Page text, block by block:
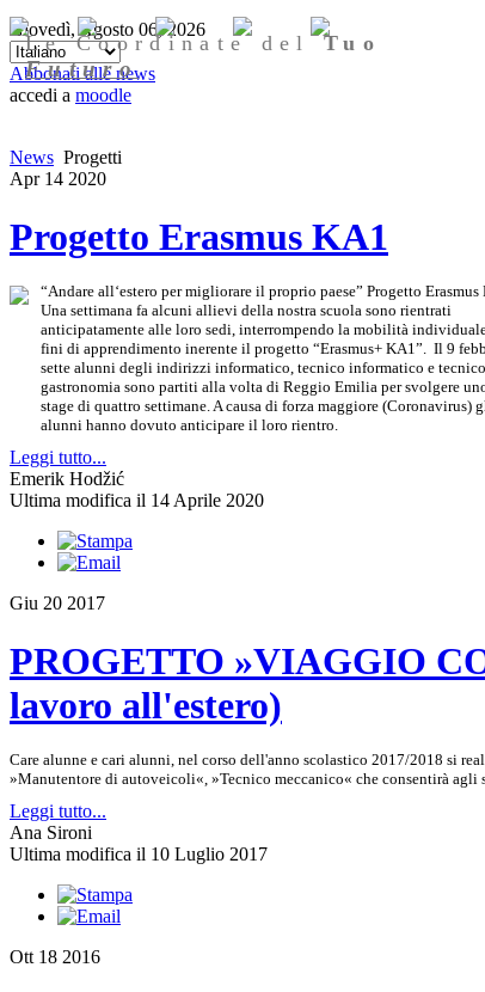
Giovedì, Agosto 06, 2026
Abbonati alle news
accedi a moodle
Le Coordinate delTuo
Futuro
News Progetti
Apr 14 2020
Progetto Erasmus KA1
“Andare all‘estero per migliorare il proprio paese” Progetto Erasmus
Una settimana fa alcuni allievi della nostra scuola sono rientrati
anticipatamente alle loro sedi, interrompendo la mobilità
fini di apprendimento inerente il progetto “Erasmus+ KA1”. Il 9
sette alunni degli indirizzi informatico, tecnico informatico e
gastronomia sono partiti alla volta di Reggio Emilia per svolgere
stage di quattro settimane. A causa di forza maggiore (Coronavirus)
alunni hanno dovuto anticipare il loro rientro.
Leggi tutto...
Emerik Hodžić
Ultima modifica il 14 Aprile 2020
Giu 20 2017
PROGETTO »VIAGGIO
lavoro all'estero)
Care alunne e cari alunni, nel corso dell'anno scolastico 2017/2018 si
»Manutentore di autoveicoli«, »Tecnico meccanico« che consentirà agli
Leggi tutto...
Ana Sironi
Ultima modifica il 10 Luglio 2017
Ott 18 2016